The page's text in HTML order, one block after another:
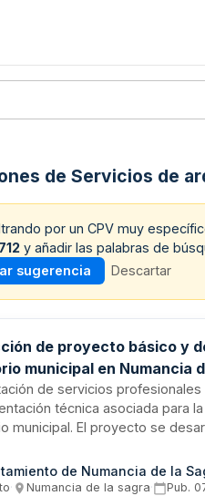
de Servicios de
por un CPV muy
712 y añadir las palabras de
sugerencia
Descartar
de proyecto básico y
municipal en Numancia
de servicios
técnica asociada para
municipal. El proyecto se
la fase de redacción
de obras y coordinación de
de Numancia de la
· Numancia de la sagra· Pub.